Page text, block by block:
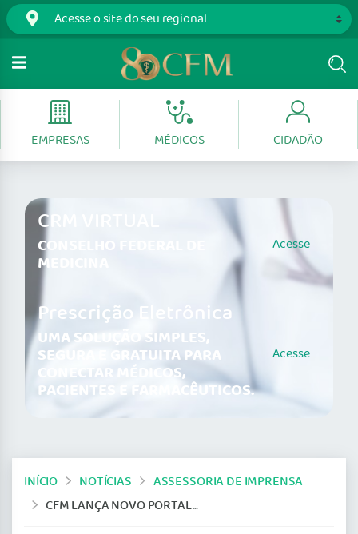
EMPRESAS MÉDICOS CIDADÃO
CRM VIRTUAL
CONSELHO FEDERAL DE
MEDICINA
Acesse
Prescrição Eletrônica
UMA SOLUÇÃO SIMPLES,
SEGURA E GRATUITA PARA
CONECTAR MÉDICOS,
PACIENTES E FARMACÊUTICOS.
Acesse
INÍCIO NOTÍCIAS
ASSESSORIA DE IMPRENSA
CFM LANÇA NOVO PORTAL MÉDICO NESTA QUARTA-FEIRA: WWW.PORTALMEDICO.ORG.BR